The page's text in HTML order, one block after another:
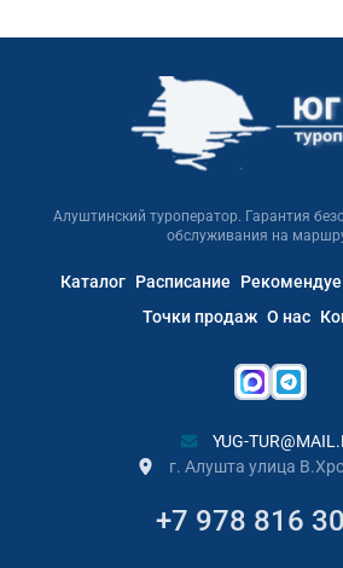
Алуштинский туроператор. Гарантия
обслуживания на
Каталог Расписание
Точки продаж О нас
YUG-
г. Алушта улица
+7 978 816